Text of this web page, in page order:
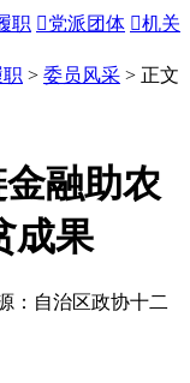
职 党派团体 机关
> 委员风采 > 正文
融助农
成果
：自治区政协十二